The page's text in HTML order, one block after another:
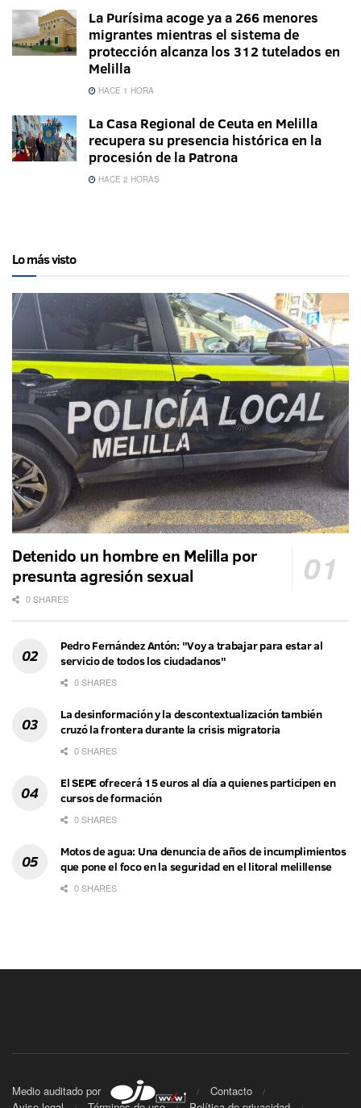
La Purísima acoge ya a 266 menores
migrantes mientras el sistema de
protección alcanza los 312 tutelados en
Melilla
HACE 1 HORA
La Casa Regional de Ceuta en Melilla
recupera su presencia histórica en la
procesión de la Patrona
HACE 2 HORAS
Lo más visto
Detenido un hombre en Melilla por
presunta agresión sexual
0 SHARES
Pedro Fernández Antón: "Voy a trabajar para estar al
servicio de todos los ciudadanos"
0 SHARES
La desinformación y la descontextualización también
cruzó la frontera durante la crisis migratoria
0 SHARES
El SEPE ofrecerá 15 euros al día a quienes participen en
cursos de formación
0 SHARES
Motos de agua: Una denuncia de años de incumplimientos
que pone el foco en la seguridad en el litoral melillense
0 SHARES
Medio auditado por
Contacto